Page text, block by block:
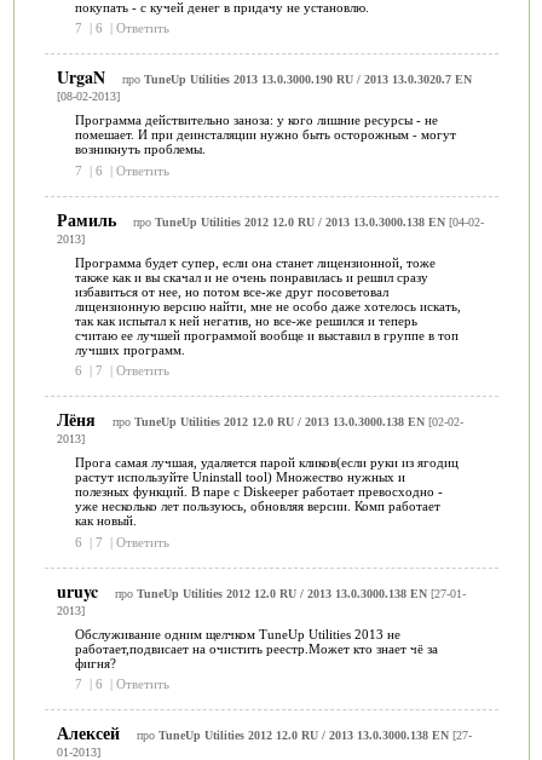
покупать - с кучей денег в придачу не установлю.
7
| 6 | Ответить
UrgaN про TuneUp Utilities 2013 13.0.3000.190 RU / 2013 13.0.3020.7 EN
[08-02-2013]
Программа действительно заноза: у кого лишние ресурсы - не
помешает. И при деинсталяции нужно быть осторожным - могут
возникнуть проблемы.
7
| 6 | Ответить
Рамиль про TuneUp Utilities 2012 12.0 RU / 2013 13.0.3000.138 EN[04-02-
2013]
Программа будет супер, если она станет лицензионной, тоже
также как и вы скачал и не очень понравилась и решил сразу
избавиться от нее, но потом все-же друг посоветовал
лицензионную версию найти, мне не особо даже хотелось искать,
так как испытал к ней негатив, но все-же решился и теперь
считаю ее лучшей программой вообще и выставил в группе в топ
лучших программ.
6
| 7 | Ответить
Лёня про TuneUp Utilities 2012 12.0 RU / 2013 13.0.3000.138 EN[02-02-
2013]
Прога самая лучшая, удаляется парой кликов(если руки из ягодиц
растут используйте Uninstall tool) Множество нужных и
полезных функций. В паре с Diskeeper работает превосходно -
уже несколько лет пользуюсь, обновляя версии. Комп работает
как новый.
6
| 7 | Ответить
uruyc про TuneUp Utilities 2012 12.0 RU / 2013 13.0.3000.138 EN[27-01-
2013]
Обслуживание одним щелчком TuneUp Utilities 2013 не
работает,подвисает на очистить реестр.Может кто знает чё за
фигня?
7
| 6 | Ответить
Алексей про TuneUp Utilities 2012 12.0 RU / 2013 13.0.3000.138 EN[27-
01-2013]